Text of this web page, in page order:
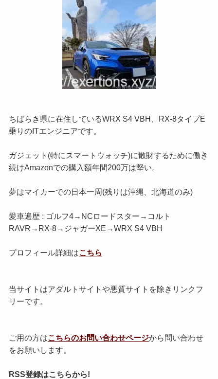
ちばらき県に在住しているWRX S4 VBH、RX-8タイプE
乗りのITエンジニアです。
ガジェット(特にスマートウォッチ)に散財するために働き
続けAmazonでの購入額年間200万は堅い。
夢はマイカーでの日本一周(残りは沖縄、北海道のみ)
愛車遍歴 : ゴルフ4→NCロードスター→コルト
RAVR→RX-8→ジャガーXE→WRX S4 VBH
プロフィール詳細はこちら
当サイトはアダルトサイトや悪質サイトを除きリンクフ
リーです。
ご用の方はこちらのお問い合わせページから問い合わせ
をお願いします。
RSS登録はこちらから!